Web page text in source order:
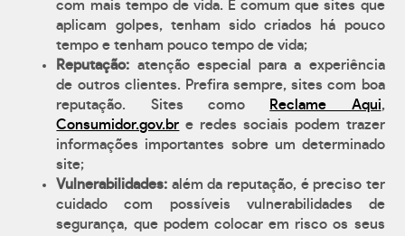
com mais tempo de vida. É comum que sites que
aplicam golpes, tenham sido criados há pouco
tempo e tenham pouco tempo de vida;
Reputação: atenção especial para a experiência
de outros clientes. Prefira sempre, sites com boa
reputação. Sites como
Reclame Aqui,
Consumidor.gov.br e redes sociais podem trazer
informações importantes sobre um determinado
site;
Vulnerabilidades: além da reputação, é preciso ter
cuidado com possíveis vulnerabilidades de
segurança, que podem colocar em risco os seus